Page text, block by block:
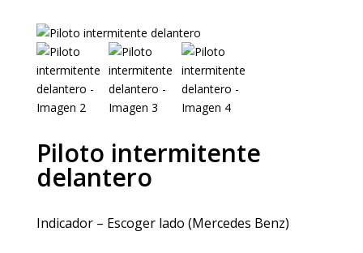
Piloto intermitente
delantero
Indicador – Escoger lado (Mercedes Benz)